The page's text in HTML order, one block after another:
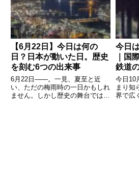
の言葉は知っていても、それぞれ
の順位や本来の意味、引いた後の
日、
す。
【6月22日】今日は何の
日？日本が動いた日。歴史
を刻む6つの出来事
6月22日――。一見、夏至と近
い、ただの梅雨時の一日かもしれ
ません。しかし歴史の舞台では、
今日
｜国
鉄道
来と
今日10
まり知
界で広